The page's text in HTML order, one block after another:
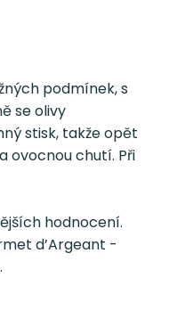
podmínek, s
se olivy
stisk, takže opět
ovocnou chutí. Při
hodnocení.
d’Argeant -